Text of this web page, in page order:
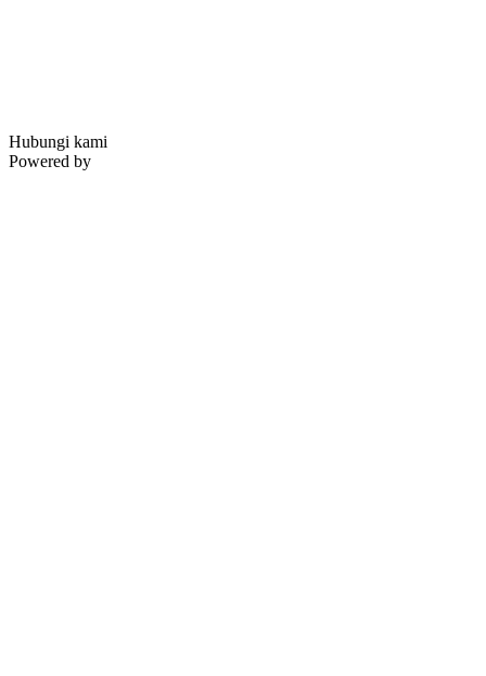
Hubungi kami
Powered by